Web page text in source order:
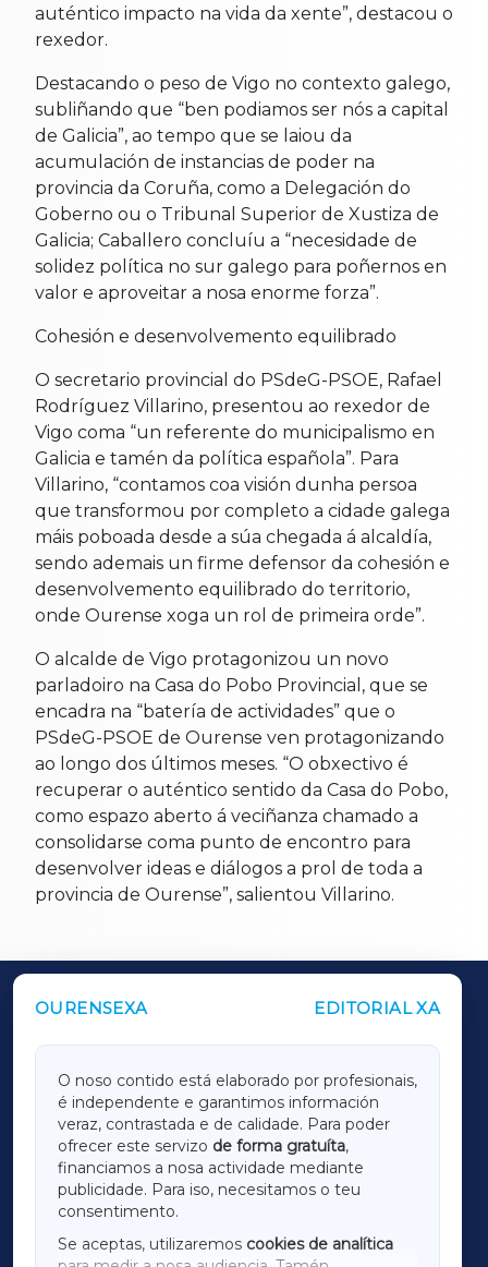
auténtico impacto na vida da xente”, destacou o
rexedor.
Destacando o peso de Vigo no contexto galego,
subliñando que “ben podiamos ser nós a capital
de Galicia”, ao tempo que se laiou da
acumulación de instancias de poder na
provincia da Coruña, como a Delegación do
Goberno ou o Tribunal Superior de Xustiza de
Galicia; Caballero concluíu a “necesidade de
solidez política no sur galego para poñernos en
valor e aproveitar a nosa enorme forza”.
Cohesión e desenvolvemento equilibrado
O secretario provincial do PSdeG-PSOE, Rafael
Rodríguez Villarino, presentou ao rexedor de
Vigo coma “un referente do municipalismo en
Galicia e tamén da política española”. Para
Villarino, “contamos coa visión dunha persoa
que transformou por completo a cidade galega
máis poboada desde a súa chegada á alcaldía,
sendo ademais un firme defensor da cohesión e
desenvolvemento equilibrado do territorio,
onde Ourense xoga un rol de primeira orde”.
O alcalde de Vigo protagonizou un novo
parladoiro na Casa do Pobo Provincial, que se
encadra na “batería de actividades” que o
PSdeG-PSOE de Ourense ven protagonizando
ao longo dos últimos meses. “O obxectivo é
recuperar o auténtico sentido da Casa do Pobo,
como espazo aberto á veciñanza chamado a
consolidarse coma punto de encontro para
desenvolver ideas e diálogos a prol de toda a
provincia de Ourense”, salientou Villarino.
OURENSEXA EDITORIAL XA
O noso contido está elaborado por profesionais,
é independente e garantimos información
veraz, contrastada e de calidade. Para poder
ofrecer este servizo de forma gratuíta,
financiamos a nosa actividade mediante
publicidade. Para iso, necesitamos o teu
consentimento.
Se aceptas, utilizaremos cookies de analítica
OUTROS PERIÓDICOS
LUGOXA
TERRACHAXA